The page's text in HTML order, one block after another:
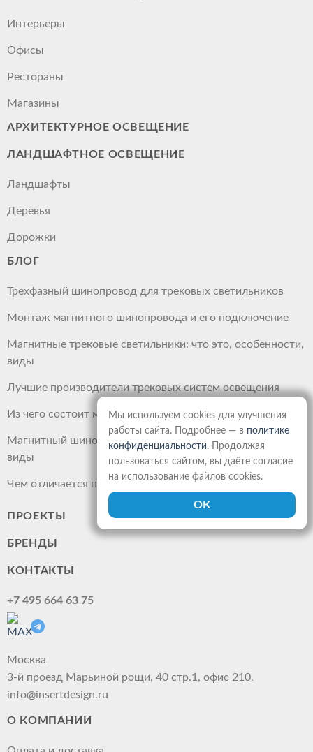
Интерьеры
Офисы
Рестораны
Магазины
АРХИТЕКТУРНОЕ ОСВЕЩЕНИЕ
ЛАНДШАФТНОЕ ОСВЕЩЕНИЕ
Ландшафты
Деревья
Дорожки
БЛОГ
Трехфазный шинопровод для трековых светильников
Монтаж магнитного шинопровода и его подключение
Магнитные трековые светильники: что это, особенности,
виды
Лучшие производители трековых систем освещения
Из чего состоит магнитный шинопровод
Магнитный шинопровод: что это такое, преимущества,
виды
Чем отличается прожектор от светильника
ПРОЕКТЫ
БРЕНДЫ
КОНТАКТЫ
+7 495 664 63 75
Москва
3-й проезд Марьиной рощи, 40 стр.1, офис 210.
info@insertdesign.ru
О КОМПАНИИ
Мы используем cookies для улучшения
работы сайта. Подробнее — в политике
конфиденциальности. Продолжая
пользоваться сайтом, вы даёте согласие
на использование файлов cookies.